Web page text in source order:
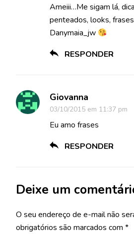
Ameiii…Me sigam lá,
penteados, looks,
Danymaia_jw
RESPONDER
Giovanna
03/10/2015 em 11:37 pm
Eu amo frases
RESPONDER
Deixe um
O seu endereço de e-mail não
obrigatórios são marcados com *